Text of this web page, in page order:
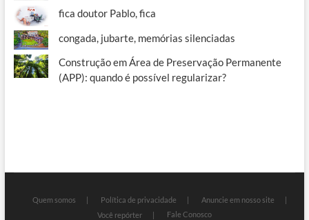
fica doutor Pablo, fica
congada, jubarte, memórias silenciadas
Construção em Área de Preservação Permanente
(APP): quando é possível regularizar?
Quem somos Política de privacidade
Anuncie em nosso site
Você repórter
Fale Conosco